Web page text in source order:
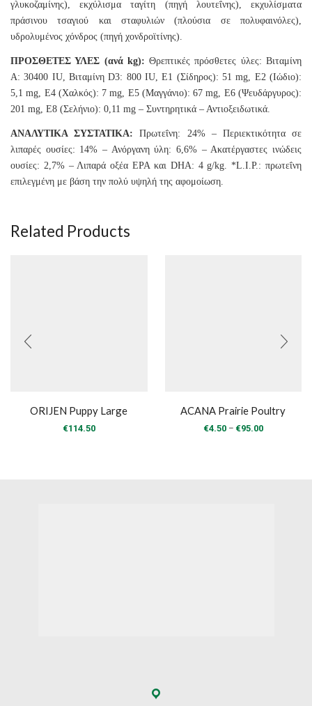
γλυκοζαμίνης), εκχύλισμα ταγίτη (πηγή λουτεΐνης), εκχυλίσματα
πράσινου τσαγιού και σταφυλιών (πλούσια σε πολυφαινόλες),
υδρολυμένος χόνδρος (πηγή χονδροϊτίνης).
ΠΡΟΣΘΕΤΕΣ ΥΛΕΣ (ανά kg): Θρεπτικές πρόσθετες ύλες: Βιταμίνη
A: 30400 IU, Βιταμίνη D3: 800 IU, E1 (Σίδηρος): 51 mg, E2 (Ιώδιο):
5,1 mg, E4 (Χαλκός): 7 mg, E5 (Μαγγάνιο): 67 mg, E6 (Ψευδάργυρος):
201 mg, E8 (Σελήνιο): 0,11 mg – Συντηρητικά – Αντιοξειδωτικά.
ΑΝΑΛΥΤΙΚΑ ΣΥΣΤΑΤΙΚΑ: Πρωτεΐνη: 24% – Περιεκτικότητα σε
λιπαρές ουσίες: 14% – Ανόργανη ύλη: 6,6% – Ακατέργαστες ινώδεις
ουσίες: 2,7% – Λιπαρά οξέα EPA και DHA: 4 g/kg. *L.I.P.: πρωτεΐνη
επιλεγμένη με βάση την πολύ υψηλή της αφομοίωση.
Related Products
ORIJEN Puppy Large
€114.50
ACANA Prairie Poultry
€4.50 – €95.00Price